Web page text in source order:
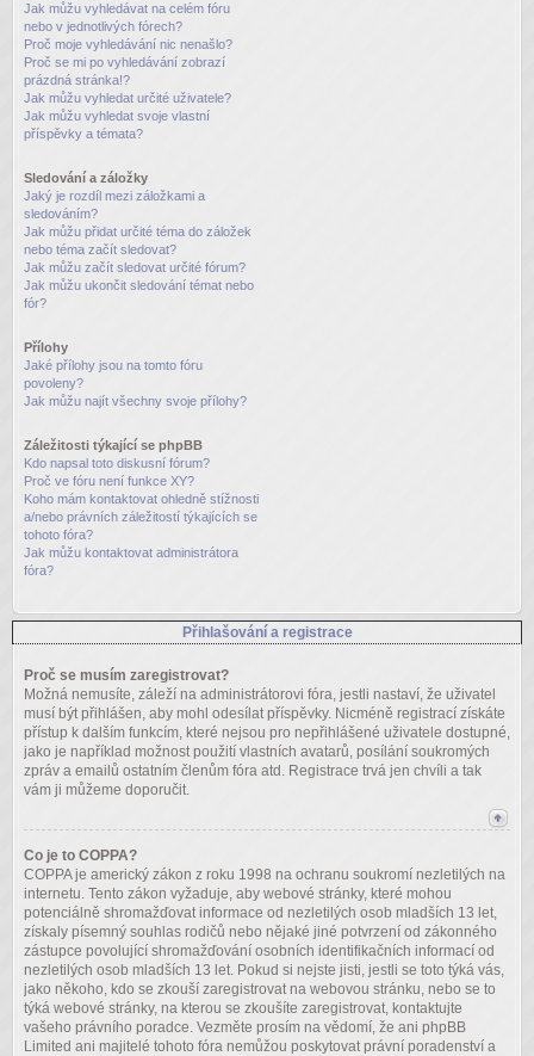
Jak můžu vyhledávat na celém fóru
nebo v jednotlivých fórech?
Proč moje vyhledávání nic nenašlo?
Proč se mi po vyhledávání zobrazí
prázdná stránka!?
Jak můžu vyhledat určité uživatele?
Jak můžu vyhledat svoje vlastní
příspěvky a témata?
Sledování a záložky
Jaký je rozdíl mezi záložkami a
sledováním?
Jak můžu přidat určité téma do záložek
nebo téma začít sledovat?
Jak můžu začít sledovat určité fórum?
Jak můžu ukončit sledování témat nebo
fór?
Přílohy
Jaké přílohy jsou na tomto fóru
povoleny?
Jak můžu najít všechny svoje přílohy?
Záležitosti týkající se phpBB
Kdo napsal toto diskusní fórum?
Proč ve fóru není funkce XY?
Koho mám kontaktovat ohledně stížnosti
a/nebo právních záležitostí týkajících se
tohoto fóra?
Jak můžu kontaktovat administrátora
fóra?
Přihlašování a registrace
Proč se musím zaregistrovat?
Možná nemusíte, záleží na administrátorovi fóra, jestli nastaví, že uživatel
musí být přihlášen, aby mohl odesílat příspěvky. Nicméně registrací získáte
přístup k dalším funkcím, které nejsou pro nepřihlášené uživatele dostupné,
jako je například možnost použití vlastních avatarů, posílání soukromých
zpráv a emailů ostatním členům fóra atd. Registrace trvá jen chvíli a tak
vám ji můžeme doporučit.
Co je to COPPA?
COPPA je americký zákon z roku 1998 na ochranu soukromí nezletilých na
internetu. Tento zákon vyžaduje, aby webové stránky, které mohou
potenciálně shromažďovat informace od nezletilých osob mladších 13 let,
získaly písemný souhlas rodičů nebo nějaké jiné potvrzení od zákonného
zástupce povolující shromažďování osobních identifikačních informací od
nezletilých osob mladších 13 let. Pokud si nejste jisti, jestli se toto týká vás,
jako někoho, kdo se zkouší zaregistrovat na webovou stránku, nebo se to
týká webové stránky, na kterou se zkoušíte zaregistrovat, kontaktujte
vašeho právního poradce. Vezměte prosím na vědomí, že ani phpBB
Limited ani majitelé tohoto fóra nemůžou poskytovat právní poradenství a